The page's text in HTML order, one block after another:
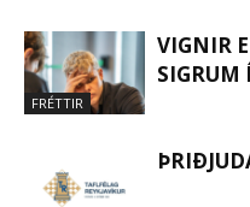
FRÉTTIR
VIGNIR
SIGRUM